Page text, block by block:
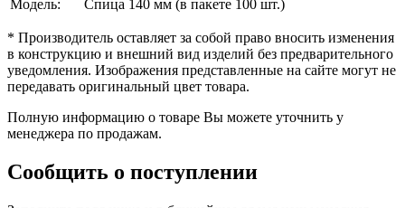
Модель:
Спица 140 мм (в пакете 100 шт.)
* Производитель оставляет за собой право вносить изменения
в конструкцию и внешний вид изделий без предварительного
уведомления. Изображения представленные на сайте могут не
передавать оригинальный цвет товара.
Полную информацию о товаре Вы можете уточнить у
менеджера по продажам.
Сообщить о поступлении